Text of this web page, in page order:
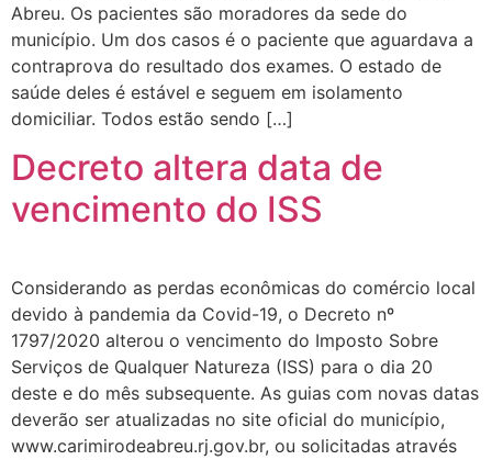
Abreu. Os pacientes são moradores da sede do
município. Um dos casos é o paciente que aguardava a
contraprova do resultado dos exames. O estado de
saúde deles é estável e seguem em isolamento
domiciliar. Todos estão sendo […]
Decreto altera data de
vencimento do ISS
Considerando as perdas econômicas do comércio local
devido à pandemia da Covid-19, o Decreto nº
1797/2020 alterou o vencimento do Imposto Sobre
Serviços de Qualquer Natureza (ISS) para o dia 20
deste e do mês subsequente. As guias com novas datas
deverão ser atualizadas no site oficial do município,
www.carimirodeabreu.rj.gov.br, ou solicitadas através